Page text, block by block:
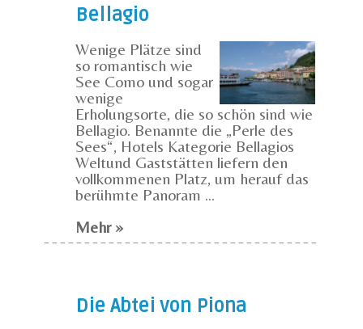
Bellagio
Wenige Plätze sind
so romantisch wie
See Como und sogar
wenige
Erholungsorte, die so schön sind wie
Bellagio. Benannte die „Perle des
Sees“, Hotels Kategorie Bellagios
Weltund Gaststätten liefern den
vollkommenen Platz, um herauf das
berühmte Panoram ...
Mehr »
Die Abtei von Piona